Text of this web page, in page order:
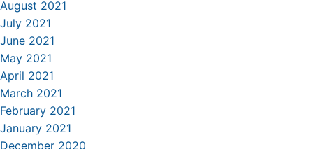
August 2021
July 2021
June 2021
May 2021
April 2021
March 2021
February 2021
January 2021
December 2020